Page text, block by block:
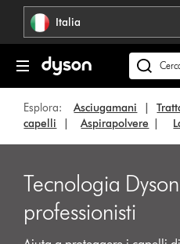
navigazione Italia
Cerca
su
dyson.it
Esplora: Asciugamani |
capelli
Aspirapolvere
Tecnologia
professionisti